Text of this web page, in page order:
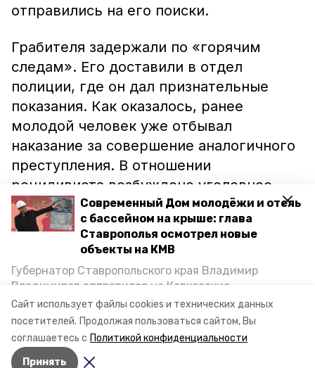
Сайт использует файлы cookies и технических данных
посетителей. Продолжая пользоваться сайтом, Вы
соглашаетесь с Политикой конфиденциальности
Принять
Современный Дом молодёжи и отель
с бассейном на крыше: глава
Ставрополья осмотрел новые
объекты на КМВ
Губернатор Ставропольского края Владимир
Владимиров отправился на Кавказские
Минеральные Воды, чтобы проинспектировать
строительство объектов в Кисловодске и
Минводах, а также выслушать предложения о
постройке новых точек притяжения для местных
жителей. Подробнее — в материале «Победы26».
отправились на его поиски.
Грабителя задержали по «горячим
следам». Его доставили в отдел
полиции, где он дал признательные
показания. Как оказалось, ранее
молодой человек уже отбывал
наказание за совершение аналогичного
преступления. В отношении
рецидивиста возбуждено уголовное
дело по двум статьям УК РФ.
Ранее информационный портал
Кисловодска сообщал, что по итогам
первого квартала 2017 года уровень
уличной преступности в городе-курорте
снизился на четверть.
Авторы: Ольга Самсонова